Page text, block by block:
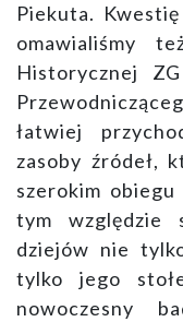
Piekuta.
omawialiśmy
Historycznej
łatwiej
zasoby źródeł,
szerokim
tym względzie
dziejów nie
tylko jego
nowoczesny